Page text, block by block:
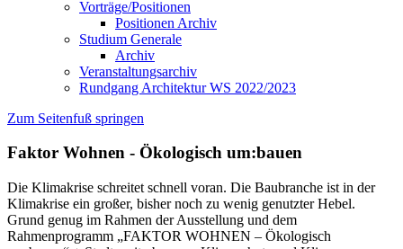
Vorträge/Positionen
Positionen Archiv
Studium Generale
Archiv
Veranstaltungsarchiv
Rundgang Architektur WS 2022/2023
Zum Seitenfuß springen
Faktor Wohnen - Ökologisch um:bauen
Die Klimakrise schreitet schnell voran. Die Baubranche ist in der
Klimakrise ein großer, bisher noch zu wenig genutzter Hebel.
Grund genug im Rahmen der Ausstellung und dem
Rahmenprogramm „FAKTOR WOHNEN – Ökologisch